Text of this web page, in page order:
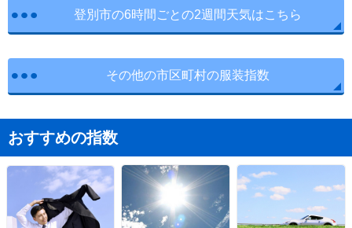
登別市の6時間ごとの2週間天気はこちら
その他の市区町村の服装指数
おすすめの指数